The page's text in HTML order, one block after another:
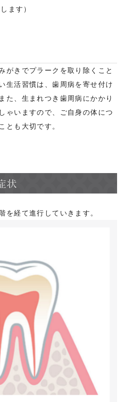
ます）
がきでプラークを取り除くこと
生活習慣は、歯周病を寄せ付け
た、生まれつき歯周病にかかり
ゃいますので、ご自身の体につ
とも大切です。
状
を経て進行していきます。